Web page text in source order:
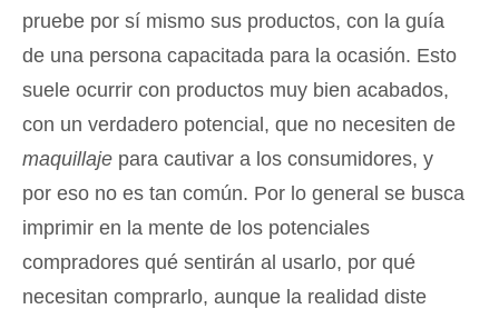
pruebe por sí mismo sus productos, con la guía
de una persona capacitada para la ocasión. Esto
suele ocurrir con productos muy bien acabados,
con un verdadero potencial, que no necesiten de
maquillaje para cautivar a los consumidores, y
por eso no es tan común. Por lo general se busca
imprimir en la mente de los potenciales
compradores qué sentirán al usarlo, por qué
necesitan comprarlo, aunque la realidad diste